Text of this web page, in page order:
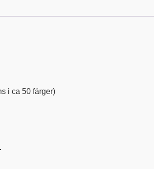
i ca 50 färger)